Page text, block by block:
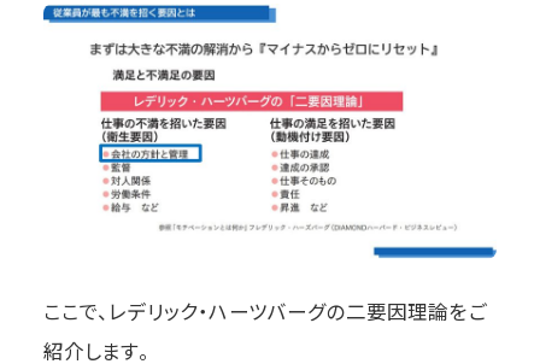
ここで、レデリック・ハーツバーグの二要因理論をご
紹介します。